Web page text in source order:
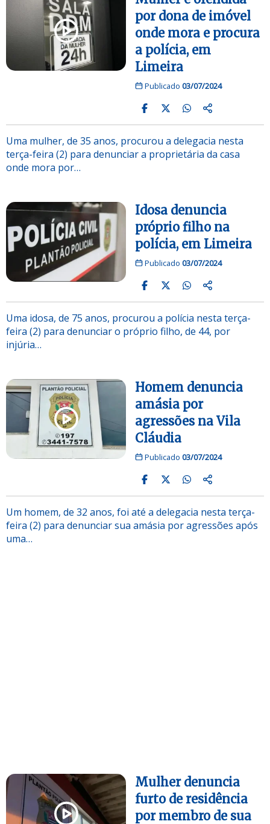
por dona de imóvel
onde mora e procura
a polícia, em
Limeira
Publicado 03/07/2024
Uma mulher, de 35 anos, procurou a delegacia nesta
terça-feira (2) para denunciar a proprietária da casa
onde mora por…
Idosa denuncia
próprio filho na
polícia, em Limeira
Publicado 03/07/2024
Uma idosa, de 75 anos, procurou a polícia nesta terça-
feira (2) para denunciar o próprio filho, de 44, por
injúria…
Homem denuncia
amásia por
agressões na Vila
Cláudia
Publicado 03/07/2024
Um homem, de 32 anos, foi até a delegacia nesta terça-
feira (2) para denunciar sua amásia por agressões após
uma…
Mulher denuncia
furto de residência
por membro de sua